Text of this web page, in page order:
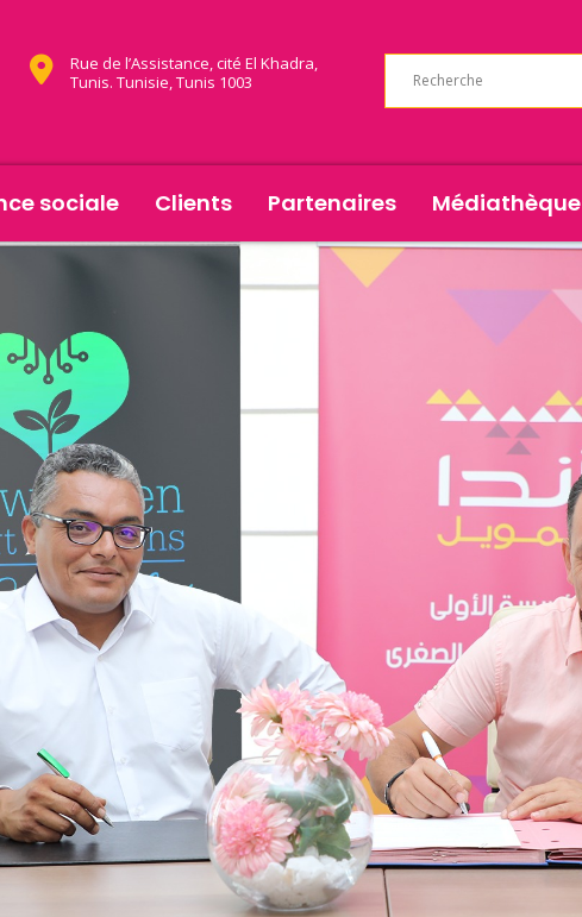
Rue de l’Assistance, cité El Khadra,
Tunis. Tunisie, Tunis 1003
sociale Clients Partenaires Médiathèque